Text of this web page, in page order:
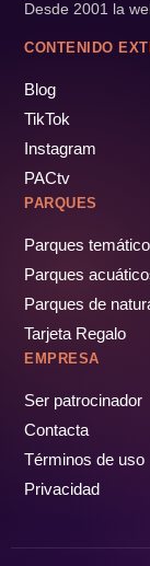
Desde 2001 la
CONTENIDO
Blog
TikTok
Instagram
PACtv
PARQUES
Parques
Parques
Parques de
Tarjeta Regalo
EMPRESA
Ser patrocinador
Contacta
Términos de uso
Privacidad